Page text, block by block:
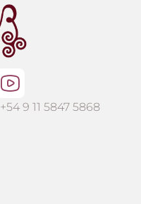
+54 9 11 5847 5868